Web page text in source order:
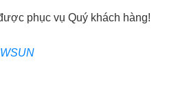
phục vụ Quý khách hàng!